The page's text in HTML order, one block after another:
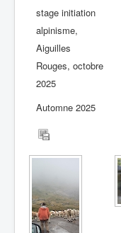
stage initiation
alpinisme,
Aiguilles
Rouges, octobre
2025
Automne 2025